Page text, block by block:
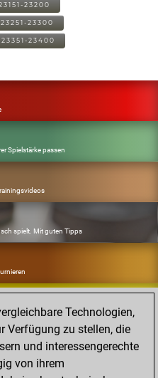
23200
23300
23400
Spielstärke passen
spielt. Mit guten Tipps
Technologien,
Verfügung zu stellen, die
und interessengerechte
von ihrem